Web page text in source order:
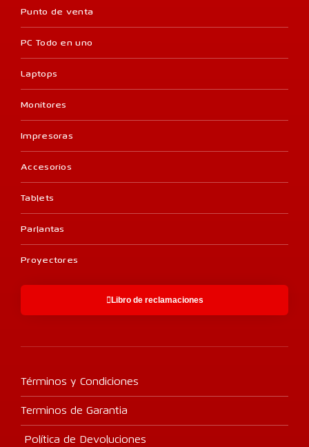
Punto de venta
PC Todo en uno
Laptops
Monitores
Impresoras
Accesorios
Tablets
Parlantas
Proyectores
Libro de reclamaciones
Términos y Condiciones
Terminos de Garantia
Política de Devoluciones